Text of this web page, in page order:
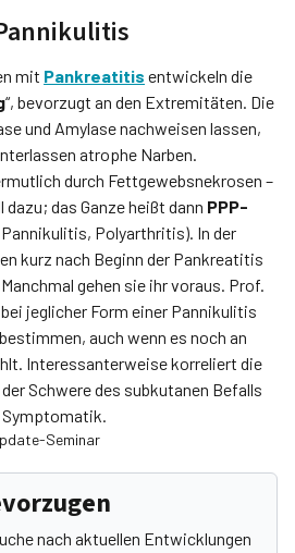
mit Pankreatitis entwickeln die
“, bevorzugt an den Extremitäten. Die
und Amylase nachweisen lassen,
atrophe Narben.
durch Fettgewebsnekrosen –
das Ganze heißt dann PPP-
Polyarthritis). In der
kurz nach Beginn der Pankreatitis
gehen sie ihr voraus. Prof.
jeglicher Form einer Pannikulitis
auch wenn es noch an
Interessanterweise korreliert die
Schwere des subkutanen Befalls
Symptomatik.
Seminar
nach aktuellen Entwicklungen